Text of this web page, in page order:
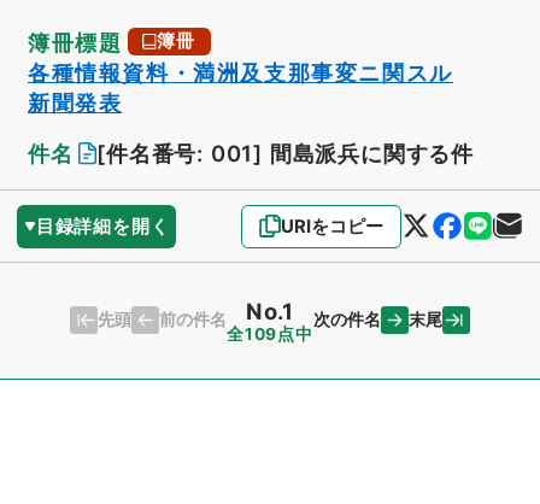
簿冊標題 簿冊
各種情報資料・満洲及支那事変ニ関スル
新聞発表
件名
[件名番号: 001] 間島派兵に関する件
目録詳細を開く URIをコピー
先頭 前の件名 No.1
全109点中
次の件名 末尾